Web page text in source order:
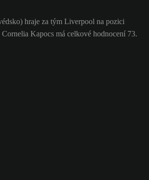
hraje za tým Liverpool na pozici
Kapocs má celkové hodnocení 73.